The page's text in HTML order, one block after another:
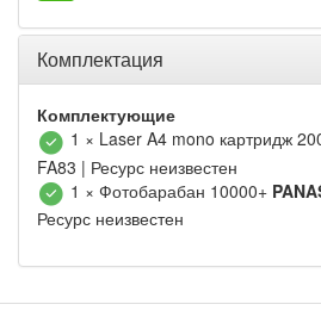
Комплектация
Комплектующие
1 × Laser A4 mono картридж
FA83 | Ресурс неизвестен
1 × Фотобарабан 10000+
Ресурс неизвестен